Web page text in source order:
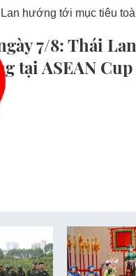
7/8: Thái Lan
tại ASEAN Cup